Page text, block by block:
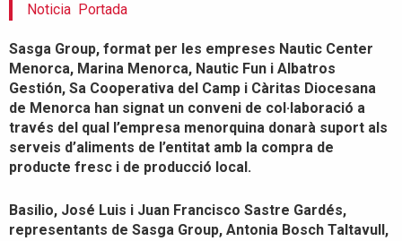
Noticia Portada
Sasga Group, format per les empreses Nautic Center
Menorca, Marina Menorca, Nautic Fun i Albatros
Gestión, Sa Cooperativa del Camp i Càritas Diocesana
de Menorca han signat un conveni de col·laboració a
través del qual l’empresa menorquina donarà suport als
serveis d’aliments de l’entitat amb la compra de
producte fresc i de producció local.
Basilio, José Luis i Juan Francisco Sastre Gardés,
representants de Sasga Group, Antonia Bosch Taltavull,